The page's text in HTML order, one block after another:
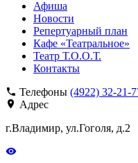
Афиша
Новости
Репертуарный план
Кафе «Театральное»
Театр Т.О.О.Т.
Контакты
Телефоны (4922) 32-21-
Адрес
г.Владимир, ул.Гоголя, д.2